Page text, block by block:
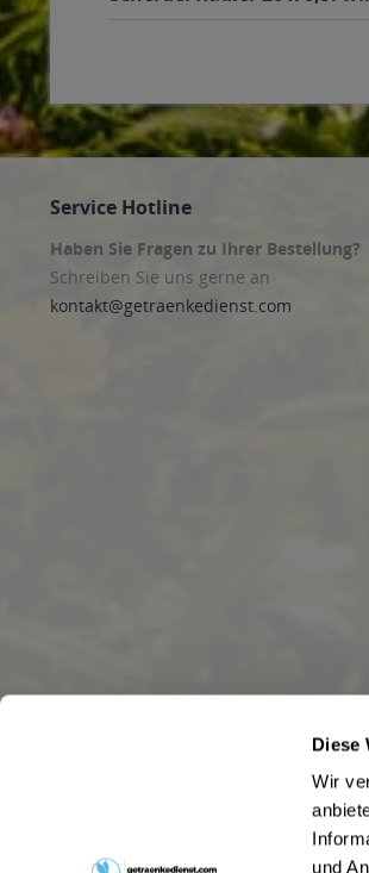
Diese
Wir
und
Service Hotline
Haben Sie Fragen zu Ihrer Bestellung?
Schreiben Sie uns gerne an
kontakt@getraenkedienst.com